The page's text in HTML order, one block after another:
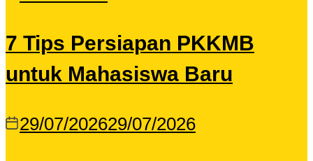
7 Tips Persiapan PKKMB
untuk Mahasiswa Baru
29/07/202629/07/2026